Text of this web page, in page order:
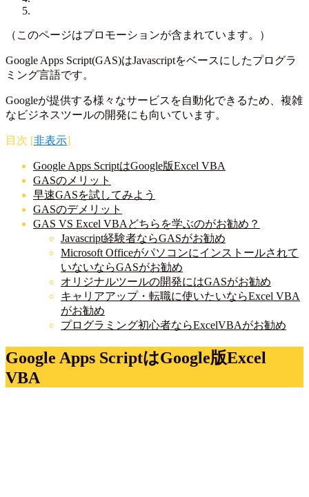
（このページはプロモーションが含まれています。）
Google Apps Script(GAS)はJavascriptをベースにしたプログラ
ミング言語です。
Googleが提供する様々なサービスを自動化できるため、複雑
なビジネスツールの開発にも向いています。
目次 [非表示]
Google Apps ScriptはGoogle版Excel VBA
GASのメリット
早速GASを試してみよう
GASのデメリット
GAS VS Excel VBAどちらを学ぶのがお勧め？
Javascript経験者ならGASがお勧め
Microsoft Officeがパソコンにインストールされて
いないならGASがお勧め
オリジナルツールの開発にはGASがお勧め
キャリアアップ・転職に使いたいならExcel VBA
がお勧め
プログラミング初心者ならExcelVBAがお勧め
Google Apps ScriptはGoogle版Excel
VBA